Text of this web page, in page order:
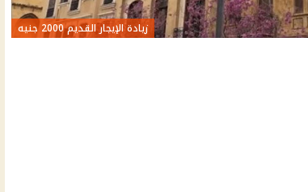
زيادة الإيجار القديم 2000 جنيه